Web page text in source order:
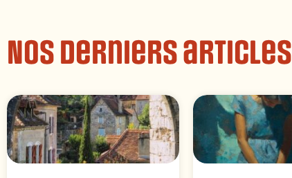
Nos derniers articles